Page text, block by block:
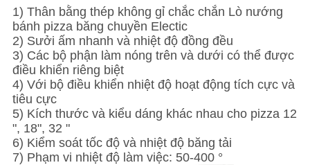
1) Thân bằng thép không gỉ chắc chắn Lò nướng
bánh pizza băng chuyền Electic
2) Sưởi ấm nhanh và nhiệt độ đồng đều
3) Các bộ phận làm nóng trên và dưới có thể được
điều khiển riêng biệt
4) Với bộ điều khiển nhiệt độ hoạt động tích cực và
tiêu cực
5) Kích thước và kiểu dáng khác nhau cho pizza 12
", 18", 32 "
6) Kiểm soát tốc độ và nhiệt độ băng tải
7) Phạm vi nhiệt độ làm việc: 50-400 °